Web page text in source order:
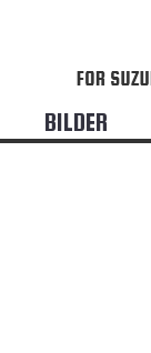
BILDER